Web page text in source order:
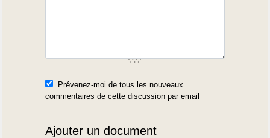
Prévenez-moi de tous les nouveaux
commentaires de cette discussion par email
Ajouter un document